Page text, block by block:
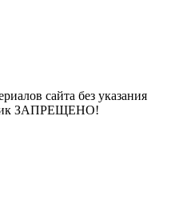
сайта без указания
ЗАПРЕЩЕНО!